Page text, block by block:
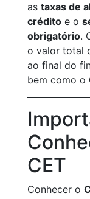
as taxas de
crédito e o
obrigatório.
o valor total
ao final do
bem como o
CET
Conhecer o